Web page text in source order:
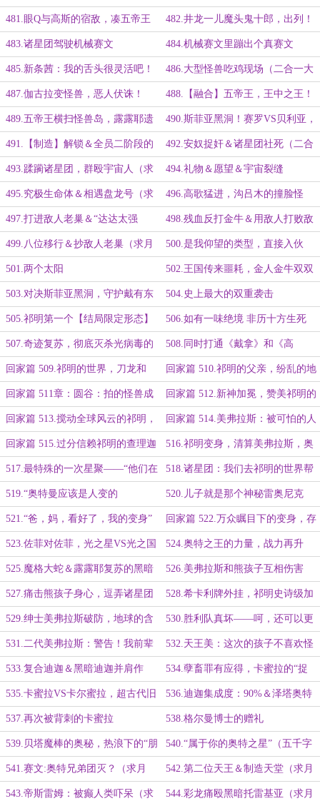
章）
481.眼Q与高斯的宿敌，凑五帝王 482.井龙一儿魔头鬼十郎，出列！
483.诸星团驾驶机械赛文 484.机械赛文里蹦出个真赛文
（1/2）.
485.新条茜：我的舌头很灵活吧！ 486.大型怪兽吃鸡现场（二合一大
章）
487.伽古拉变怪兽，恶人伏诛！
（二合一大章）
488.【融合】五帝王，王中之王！
（五千字大章）
489.五帝王横扫怪兽岛，露露耶遗
迹开启的关键（二合一大章）
490.斯菲亚黑洞！赛罗VS贝利亚，
捷德开演了！
491.【制造】解锁＆全员二阶段的
胜利队（五千字大章）
492.安奴捉奸＆诸星团社死（二合
一大章）
493.蹂躏诸星团，群殴宇宙人（求
月票）
494.礼物＆愿望＆宇宙裂缝
495.究极生命体＆相遇盘龙号（求
月票）
496.高歌猛进，沟吕木的撞脸怪
497.打进敌人老巢＆“达达太强
了”（求月票）
498.残血反打金牛＆用敌人打败敌
人
499.八位移行＆抄敌人老巢（求月
票）
500.是我仰望的类型，直接入伙
（求月票）
501.两个太阳 502.王国传来噩耗，金人金牛双双
GG
503.对决斯菲亚黑洞，守护戴有东
西的
504.史上最大的双重袭击
505.祁明第一个【结局限定形态】 506.如有一味绝境 非历十方生死
（3K）
507.奇迹复苏，彻底灭杀光病毒的
力量
508.同时打通《戴拿》和《高
斯》，回家
回家篇 509.祁明的世界，刀龙和
The·One（明天请假）
回家篇 510.祁明的父亲，纷乱的地
球（1/2）
回家篇 511章：圆谷：拍的怪兽成
真了？
回家篇 512.新神加冕，赞美祁明的
银龙（五千字大章）
回家篇 513.搅动全球风云的祁明，
十三区
回家篇 514.美弗拉斯：被可怕的人
类盯上了
回家篇 515.过分信赖祁明的查理迦 516.祁明变身，清算美弗拉斯，奥
特曼屹立在大地之上（第三更）
517.最特殊的一次星聚——“他们在
看我吗？”
518.诸星团：我们去祁明的世界帮
忙吧
519.“奥特曼应该是人变的
吧……”，祁明的故乡（3K字大章）
520.儿子就是那个神秘雷奥尼克
斯？
521.“爸，妈，看好了，我的变身” 回家篇 522.万众瞩目下的变身，存
取【The·One】（五千字大章）
523.佐菲对佐菲，光之星VS光之国 524.奥特之王的力量，战力再升
级！
525.魔格大蛇＆露露耶复苏的黑暗
三巨人
526.美弗拉斯和熊孩子互相伤害
527.痛击熊孩子身心，逗弄诸星团 528.希卡利牌外挂，祁明史诗级加
强
529.绅士美弗拉斯破防，地球的含
金量
530.胜利队真坏——呵，还可以更
坏呢
531.二代美弗拉斯：警告！我前辈
是四天王之首，你们还敢杀我吗？
532.天王美：这次的孩子不喜欢怪
兽了……他就是怪兽！
533.复合迪迦＆黑暗迪迦并肩作
战，卡蜜拉震撼（明天请假）
534.孽畜罪有应得，卡蜜拉的“捉
奸”
535.卡蜜拉VS卡尔蜜拉，超古代旧
事
536.迪迦集成度：90%＆泽塔奥特
曼降临！（二合一大章）
537.再次被背刺的卡蜜拉 538.格尔曼博士的赠礼
539.贝塔魔棒的奥秘，热浪下的“朋
友”（二合一大章）
540.“属于你的奥特之星”（五千字
大章）
541.赛文:奥特兄弟团灭？（求月
票）
542.第二位天王＆制造天堂（求月
票）
543.帝斯雷姆：被癫人类吓呆（求 544.彩龙痛殴黑暗托雷基亚（求月